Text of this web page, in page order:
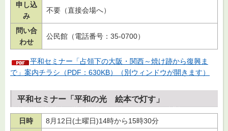
申し込
み
不要（直接会場へ）
問い合
わせ
公民館（電話番号：35-0700）
平和セミナー「占領下の大阪・関西～焼け跡から復興ま
で」案内チラシ（PDF：630KB）（別ウィンドウが開きます）
平和セミナー「平和の光 絵本で灯す」
日時
8月12日(土曜日)14時から15時30分